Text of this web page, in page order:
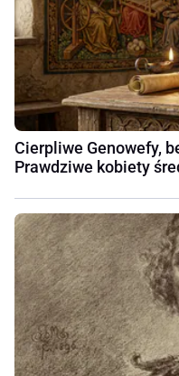
Cierpliwe Genowefy,
Prawdziwe kobiety